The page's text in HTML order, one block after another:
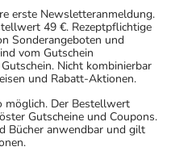
umgehend mit einem
bei Säuglingen,
auf eine
fragen Sie
etwaigen Auswirkungen
erste Newsletteranmeldung.
49 €. Rezeptpflichtige
Sonderangeboten und
vom Gutschein
Nicht kombinierbar
und Rabatt-Aktionen.
möglich. Der Bestellwert
Gutscheine und Coupons.
Bücher anwendbar und gilt